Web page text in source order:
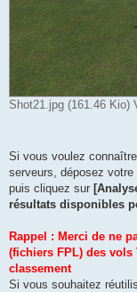
Shot21.jpg (161.46 Kio)
Si vous voulez
serveurs, déposez votre
puis cliquez sur
résultats disponibles
Rappel : Merci de ne
(fichiers FPL) des vols
classement
Si vous souhaitez